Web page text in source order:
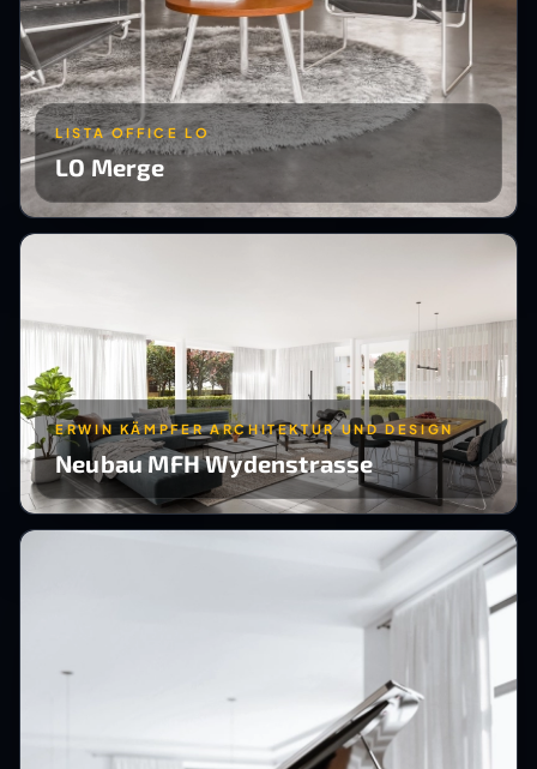
LISTA OFFICE LO
LO Merge
ERWIN KÄMPFER ARCHITEKTUR UND DESIGN
Neubau MFH Wydenstrasse